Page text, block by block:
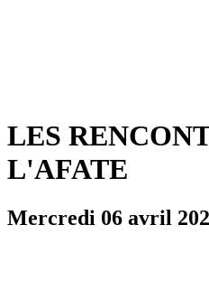
LES
L'AFATE
Mercredi 06 avril